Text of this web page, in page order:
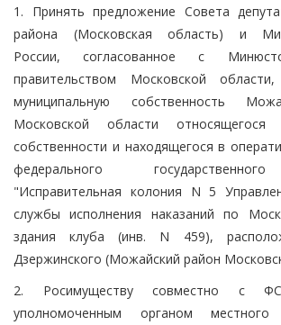
1. Принять предложение Совета
района (Московская область) и
России, согласованное с
правительством Московской
муниципальную собственность
Московской области
собственности и находящегося в
федерального
"Исправительная колония N 5
службы исполнения наказаний по
здания клуба (инв. N 459),
Дзержинского (Можайский район
2. Росимуществу совместно с
уполномоченным органом местного